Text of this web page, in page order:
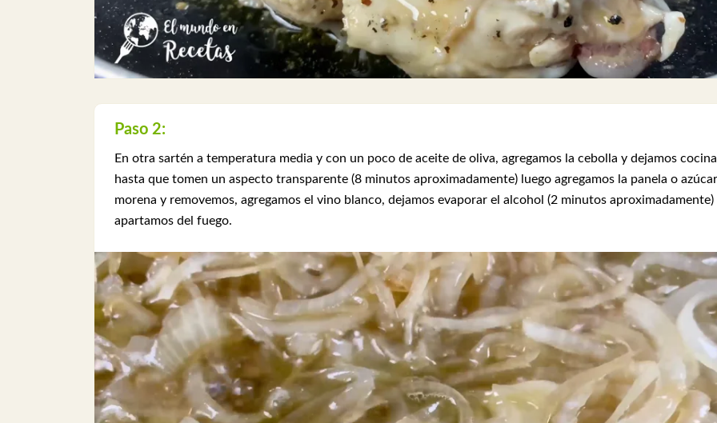
Paso 2:
En otra sartén a temperatura media y con un poco de aceite de oliva, agregamos la cebolla y dejamos
hasta que tomen un aspecto transparente (8 minutos aproximadamente) luego agregamos la panela o azúcar
morena y removemos, agregamos el vino blanco, dejamos evaporar el alcohol (2 minutos aproximadamente)
apartamos del fuego.